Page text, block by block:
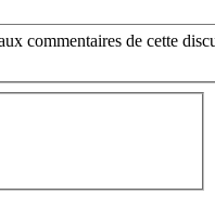
commentaires de cette